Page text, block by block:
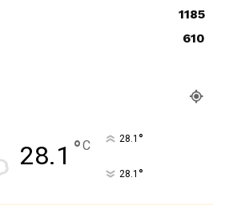
1185
610
28.1 °C 28.1 °
28.1 °